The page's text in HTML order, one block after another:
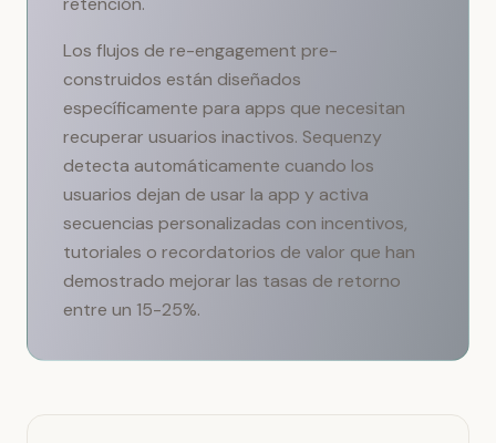
Los flujos de re-engagement pre-
construidos están diseñados
específicamente para apps que necesitan
recuperar usuarios inactivos. Sequenzy
detecta automáticamente cuando los
usuarios dejan de usar la app y activa
secuencias personalizadas con incentivos,
tutoriales o recordatorios de valor que han
demostrado mejorar las tasas de retorno
entre un 15-25%.